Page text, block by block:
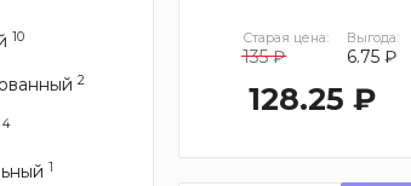
10
2
4
1
Старая цена:
135 ₽
Выгода:
6.75 ₽
128.25 ₽